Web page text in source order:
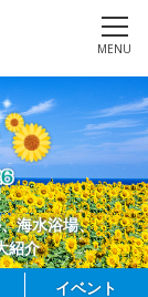
MENU
海水浴場、
紹介
イベント